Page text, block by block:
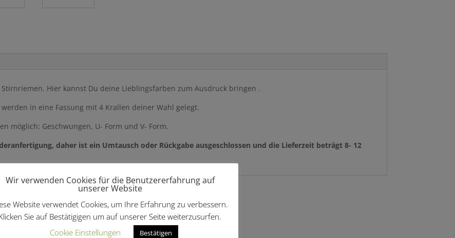
Hier kannst Du deine Lieblingsfarben zum Ausdruck bringen .
in eine Fassung mit 4 Krallen deiner Wahl gelegt.
möglich: Geschwungen, U- Form und V- Form.
daher ist ein Umtausch oder Rückgabe ausgeschlossen und die Lieferzeit beträgt 8- 12
…
Wir verwenden Cookies für die Benutzererfahrung auf
unserer Website
Website verwendet Cookies, um Ihre Erfahrung zu verbessern.
Sie auf Bestätigigen um auf unserer Seite weiterzusurfen.
Cookie Einstellungen
Bestätigen